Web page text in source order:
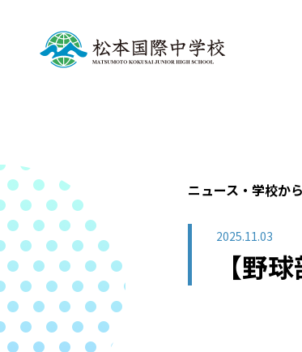
ニュース・学校か
2025.11.03
【野